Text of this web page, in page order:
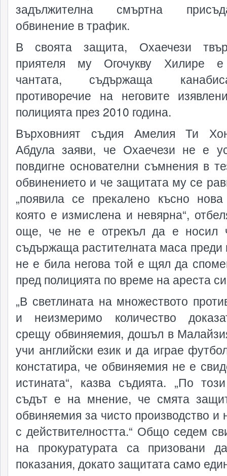
задължителна смъртна
обвинение в трафик.
В своята защита, Охаечези
приятеля му Огочукву Хилире
чантата, съдържаща
противоречие на неговите
полицията през 2010 година.
Върховният съдия Амелия Ти
Абдула заяви, че Охаечези не е
повдигне основателни съмнения в
обвинението и че защитата му се
„появила се прекалено късно
която е измислена и невярна“,
още, че не е отрекъл да е носил
съдържаща растителната маса преди
не е била негова той е щял да
пред полицията по време на ареста
„В светлината на множеството
и неизмеримо количество
срещу обвиняемия, дошъл в
учи английски език и да играе
констатира, че обвиняемия не е
истината“, казва съдията. „По
съдът е на мнение, че смята
обвиняемия за чисто производство и
с действителността.“ Общо седем
на прокуратурата са призовани
показания, докато защитата само